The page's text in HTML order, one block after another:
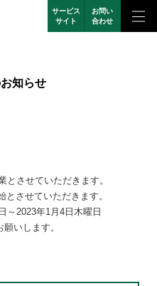
サービス
サイト
お問い
合わせ
知らせ
とさせていただきます。
させていただきます。
～2023年1月4日木曜日
いします。